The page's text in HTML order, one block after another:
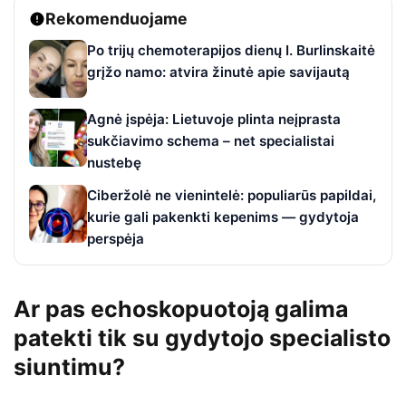
Rekomenduojame
Po trijų chemoterapijos dienų I. Burlinskaitė
grįžo namo: atvira žinutė apie savijautą
Agnė įspėja: Lietuvoje plinta neįprasta
sukčiavimo schema – net specialistai
nustebę
Ciberžolė ne vienintelė: populiarūs papildai,
kurie gali pakenkti kepenims — gydytoja
perspėja
Ar pas echoskopuotoją galima
patekti tik su gydytojo specialisto
siuntimu?